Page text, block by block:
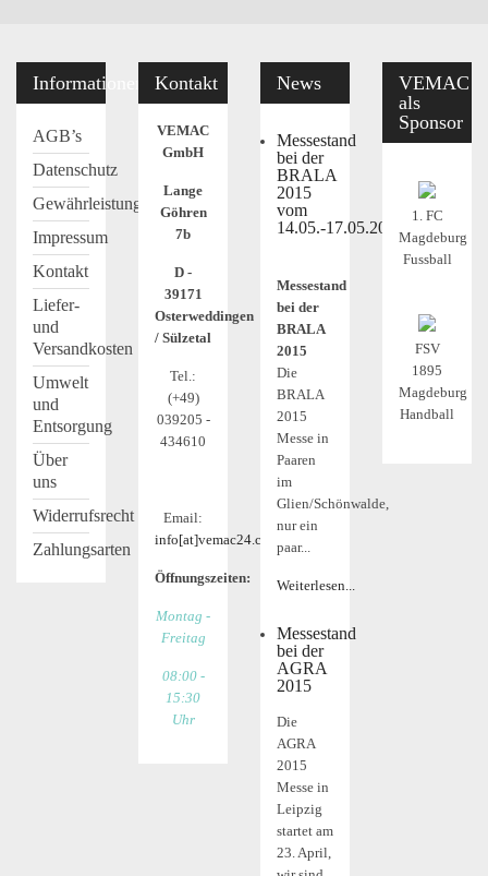
Informationen
AGB’s
Datenschutz
Gewährleistung
Impressum
Kontakt
Liefer-
und
Versandkosten
Umwelt
und
Entsorgung
Über
uns
Widerrufsrecht
Zahlungsarten
Kontakt
VEMAC
GmbH
Lange
Göhren
7b
D -
39171
Osterweddingen
/ Sülzetal
Tel.:
(+49)
039205 -
434610
Email:
info[at]vemac24.com
Öffnungszeiten:
Montag -
Freitag
08:00 -
15:30
Uhr
News
Messestand
bei der
BRALA
2015
vom
14.05.-17.05.2015
Messestand
bei der
BRALA
2015
Die
BRALA
2015
Messe in
Paaren
im
Glien/Schönwalde,
nur ein
paar...
Weiterlesen...
Messestand
bei der
AGRA
2015
Die
AGRA
2015
Messe in
Leipzig
startet am
23. April,
VEMAC
als
Sponsor
1. FC
Magdeburg
Fussball
FSV
1895
Magdeburg
Handball